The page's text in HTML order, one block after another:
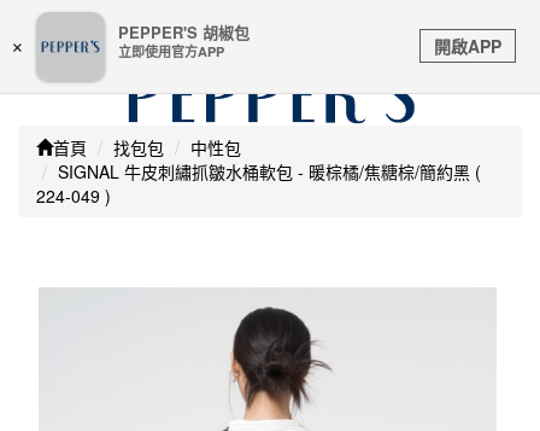
嚴防詐騙 | 本站未透過任何名義要求核對購物資訊 及 信用
卡號等私人資訊，請立即掛斷並撥打165反詐騙專線
Toggle
navigation
首頁 找包包
中性包
SIGNAL 牛皮刺繡抓皺水桶軟包 - 暖棕橘/焦糖棕/簡約黑 (
224-049 )
×
PEPPER'S 胡椒包
立即使用官方APP 開啟APP